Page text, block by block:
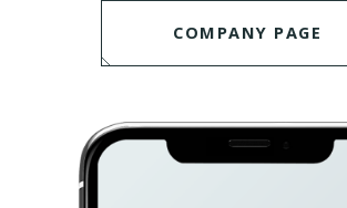
COMPANY PAGE